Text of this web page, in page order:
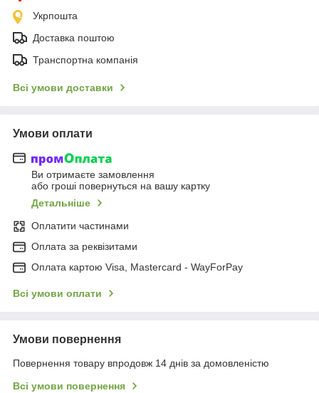
Укрпошта
Доставка поштою
Транспортна компанія
Всі умови доставки
Умови оплати
Ви отримаєте замовлення
або гроші повернуться на вашу картку
Детальніше
Оплатити частинами
Оплата за реквізитами
Оплата картою Visa, Mastercard - WayForPay
Всі умови оплати
Умови повернення
Повернення товару впродовж 14 днів за домовленістю
Всі умови повернення